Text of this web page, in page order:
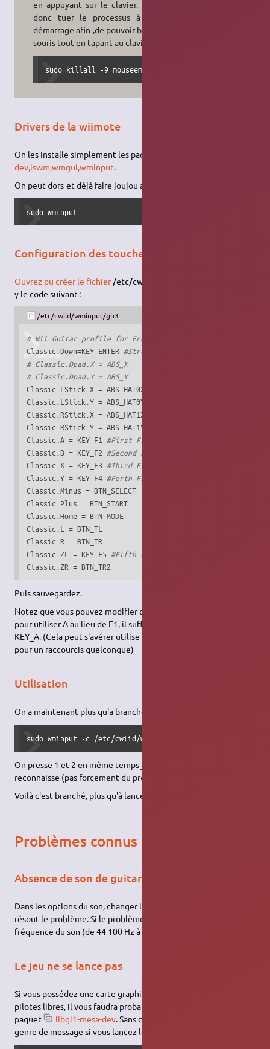
en appuyant sur le clavier. Il faudra
donc tuer le processus à chaque
démarrage afin ,de pouvoir bouger sa
souris tout en tapant au clavier :
sudo killall -9 mouseemu
Drivers de la wiimote
On les installe simplement les paquets
dev,lswm,wmgui,wminput.
On peut dors-et-déjà faire joujou avec sa wiimote :
sudo wminput
Configuration des touches
Ouvrez ou créer le fichier/etc/cwiid/wminput/gh3
y le code suivant :
/etc/cwiid/wminput/gh3
# Wii Guitar profile for Frets on Fire
Classic.Down=KEY_ENTER #Strum
# Classic.Dpad.X = ABS_X
# Classic.Dpad.Y = ABS_Y
Classic.LStick.X = ABS_HAT0X
Classic.LStick.Y = ABS_HAT0Y
Classic.RStick.X = ABS_HAT1X
Classic.RStick.Y = ABS_HAT1Y
Classic.A = KEY_F1 #First Fret starting at top of
Classic.B = KEY_F2 #Second Fret
Classic.X = KEY_F3 #Third Fret
Classic.Y = KEY_F4 #Forth Fret
Classic.Minus = BTN_SELECT
Classic.Plus = BTN_START
Classic.Home = BTN_MODE
Classic.L = BTN_TL
Classic.R = BTN_TR
Classic.ZL = KEY_F5 #Fifth Fret
Classic.ZR = BTN_TR2
Puis sauvegardez.
Notez que vous pouvez modifier ces touches : par exemple
pour utiliser A au lieu de F1, il suffira de modifier KEY_F1 par
KEY_A. (Cela peut s'avérer utilise si vous avez déjà utilisé F1
pour un raccourcis quelconque)
Utilisation
On a maintenant plus qu'a brancher sa guitare :
sudo wminput -c /etc/cwiid/wminput/gh3
On presse 1 et 2 en même temps jusqu'à ce qu'Ubuntu la
reconnaisse (pas forcement du premier coup).
Voilà c'est branché, plus qu'à lancer le jeu§§
Problèmes connus
Absence de son de guitare
Dans les options du son, changer la qualité de 16bits à 8bits
résout le problème. Si le problème persiste, changer la
fréquence du son (de 44 100 Hz à 22 500 Hz par exemple).
Le jeu ne se lance pas
Si vous possédez une carte graphique Intel ou ATI avec des
pilotes libres, il vous faudra probablement installer en plus le
paquet
libgl1-mesa-dev. Sans ce paquet, vous obtenez ce
genre de message si vous lancez le jeu dans un terminal: